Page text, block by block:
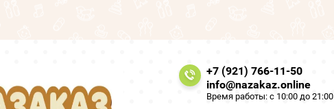
+7 (921) 766-11-50
info@nazakaz.online
Время работы: с 10:00 до 21:00